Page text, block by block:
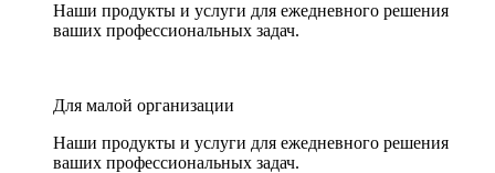
Наши продукты и услуги для ежедневного решения
ваших профессиональных задач.
Для малой организации
Наши продукты и услуги для ежедневного решения
ваших профессиональных задач.